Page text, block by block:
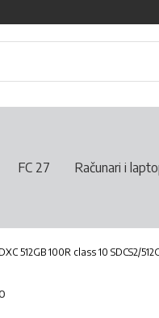
FC 27 Računari i
512GB 100R class 10 SDCS2/